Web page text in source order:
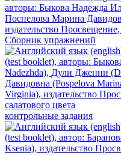
Сборник упражнений
контрольные задания